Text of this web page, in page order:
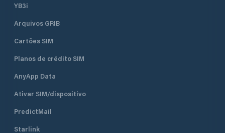
YB3i
Arquivos GRIB
Cartões SIM
Planos de crédito SIM
AnyApp Data
Ativar SIM/dispositivo
PredictMail
Starlink